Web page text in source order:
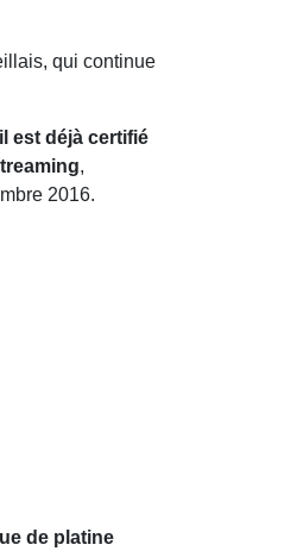
qui continue
il est déjà certifié
,
2016.
de platine